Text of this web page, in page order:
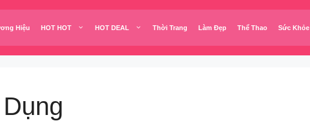
Hiệu HOT HOT HOT DEAL Thời Trang Làm Đẹp Thể Thao Sức Khỏe